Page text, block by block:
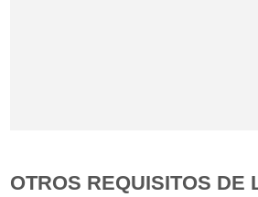
OTROS REQUISITOS DE